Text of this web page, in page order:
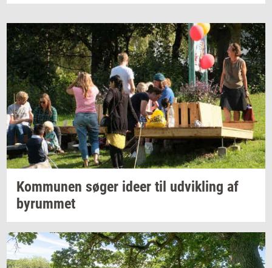
Kom­mu­nen søger ideer til ud­vik­ling af
byrum­met